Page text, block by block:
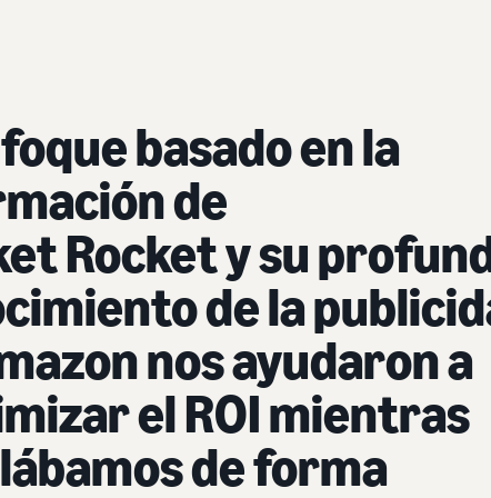
basado en la
de
Rocket y su
de la
nos ayudaron a
el ROI mientras
de forma